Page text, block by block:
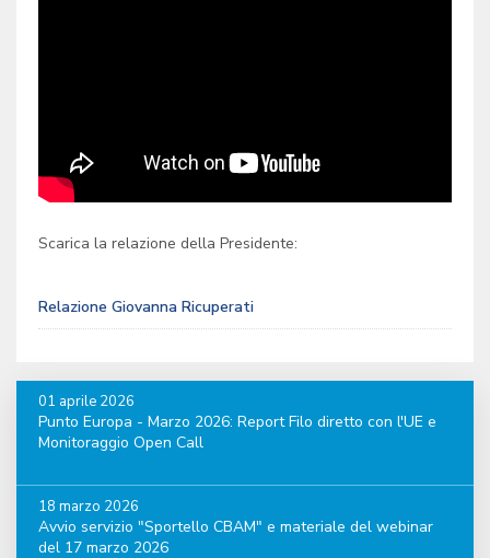
Scarica la relazione della Presidente:
Relazione Giovanna Ricuperati
01 aprile 2026
Punto Europa - Marzo 2026: Report Filo diretto con l'UE e
Monitoraggio Open Call
18 marzo 2026
Avvio servizio "Sportello CBAM" e materiale del webinar
del 17 marzo 2026